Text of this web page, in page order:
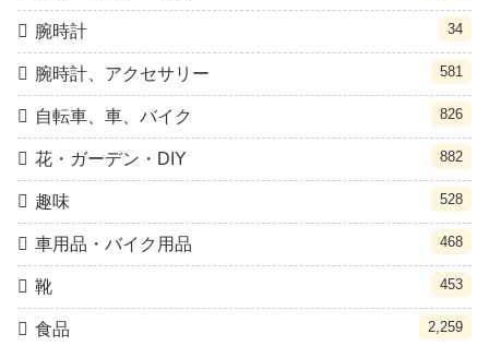
腕時計 34
腕時計、アクセサリー 581
自転車、車、バイク 826
花・ガーデン・DIY 882
趣味 528
車用品・バイク用品 468
靴 453
食品 2,259